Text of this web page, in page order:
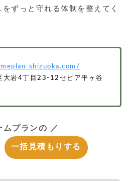
ずっと守れる体制を整えてく
shizuoka.com/
大岩4丁目23-12セピア平ヶ谷
ムプランの ／
一括見積もりする